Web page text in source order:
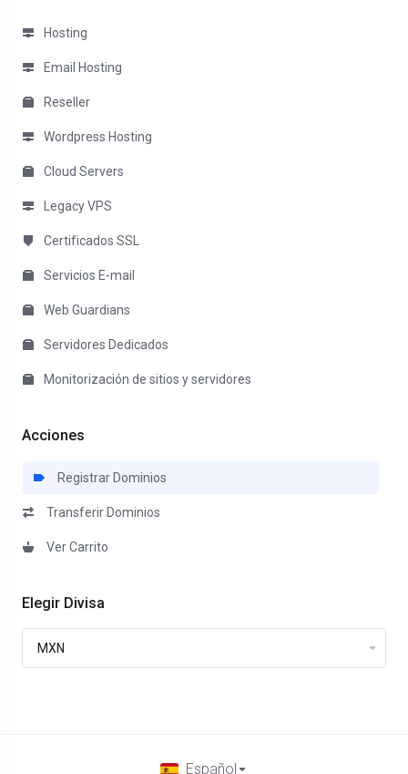
Hosting
Email Hosting
Reseller
Wordpress Hosting
Cloud Servers
Legacy VPS
Certificados SSL
Servicios E-mail
Web Guardians
Servidores Dedicados
Monitorización de sitios y servidores
Acciones
Registrar Dominios
Transferir Dominios
Ver Carrito
Elegir Divisa
Español